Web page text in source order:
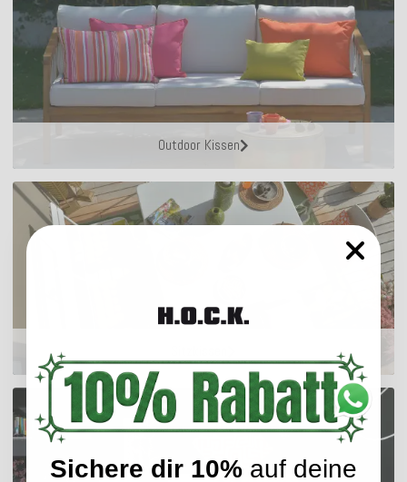
Outdoor Kissen
Sichere dir 10% auf deine